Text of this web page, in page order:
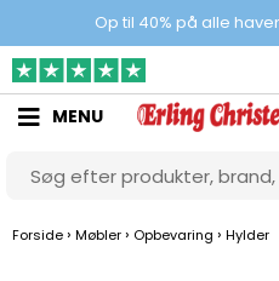
Op til 40% på alle
MENU
Forside › Møbler › Opbevaring › Hylder